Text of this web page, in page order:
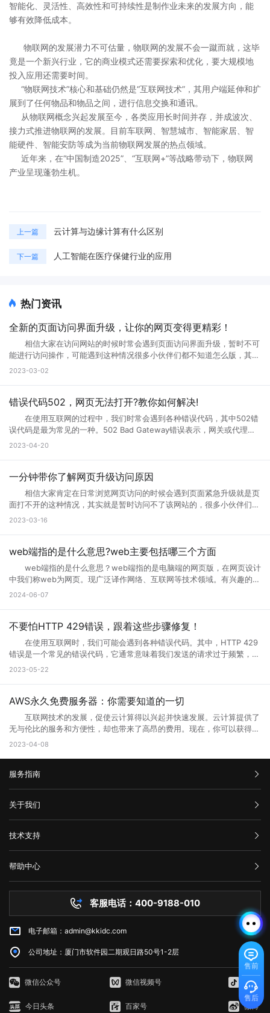
智能化、灵活性、高效性和可持续性是制作业未来的发展方向，能
够有效降低成本。
物联网的发展潜力不可估量，物联网的发展不会一蹴而就，这毕
竟是一个新兴行业，它的商业模式还需要探索和优化，要大规模地
投入应用还需要时间。
“物联网技术”核心和基础仍然是“互联网技术”，其用户端延伸和扩
展到了任何物品和物品之间，进行信息交换和通讯。
从物联网概念兴起发展至今，各类应用长时间并存，并成波次、
接力式推进物联网的发展。目前车联网、智慧城市、智能家居、智
能硬件、智能安防等成为当前物联网发展的热点领域。
近年来，在“中国制造2025”、“互联网+”等战略带动下，物联网
产业呈现蓬勃生机。
上一篇 云计算与边缘计算有什么区别
下一篇 人工智能在医疗保健行业的应用
热门资讯
全新的页面访问界面升级，让你的网页变得更精彩！
相信大家在访问网站的时候时常会遇到页面访问界面升级，暂时不可
能进行访问操作，可能遇到这种情况很多小伙伴们都不知道怎么版，其实
互联网网页在正常使用过程中是不会出现这种问题的。那么如果遇到页面
问页面，就是用户们正在访问的网页正在进行升级，暂时不可能进行访问
者们会通过升级访问提升网页的流畅度，让大家后续访问过程中更加顺
畅。这样上网就不会太卡了。 页面访问界面升级通知怎么设置出现页
面访问升级通知中，可以首先打开这个永久访问页面，然后点击升级按
钮，点击升级以后，网络就会自动的升级的，如果手机不会自动升级的
次，通过以上方式就可以打开需要访问的页面。 页面访问升级出
错? 有几个情况会导致这个现象出现： 1.你的网速过慢，网页代
码没有完全下载就运行了，导致不完整，当然就错误了。请刷新。 2.
器。 4.你的IE浏览器缓存出错，请右键点击桌面IE浏览器，选择属
性，在常规页面里，点击删除文件这个按钮，选择全部删除，并且点击删
分代码没有完全下载就提示浏览器完毕，导致错误。 你可以多刷新，或
者换一个网速比较好的时候访问(前提是这个网站是个大网站，不会出现
问题2) 6.qq空间目前在升级5.0版本，会出现一点小问题..请不用担
网站问题，也有可能只是网站正在升级，升级也是为了更好的保证用户访
问以及使用体验。当然也是为了安全性能，服务器软件功能会随着版本的
更新而提升。当现有的网站功能不能满足访问需求的时候也会及时升级提
2023-03-02
错误代码502，网页无法打开?教你如何解决!
在使用互联网的过程中，我们时常会遇到各种错误代码，其中502错
误代码是最为常见的一种。502 Bad Gateway错误表示，网关或代理服
务无法将请求发送到上游服务器。那么，错误代码502是什么意思?错误
到的响应无效或不完整。通常，这种情况发生在文件太大或处理速度太慢
被发送到它的代理服务器。如果代理服务器在尝试访问网站时无法从上游
服务器获取完整的响应，则会生成502错误代码。 502错误代码通常
是由代理服务器、网关或负载均衡器等设备导致的，而不是由您的计算机
或网络连接引起的。这意味着您只能为自己的网络连接做些有限的调整，
游服务器返回的响应无效或不完整 当请求通过代理服务器到达上游服
务器时，服务器有时会出现响应故障。这可能是因为服务器正在忙于处理
请求，或者因为出现其他问题造成了响应不完整。如果代理服务器无法从
未正确配置，则会导致出现502错误。如果代理服务器或网关未得到正确
配置，将无法正常地从上游服务器获取响应。 3、网络连接问题
果您的互联网连接出现问题或受到网络中断的干扰，则可能导致您的请求
无法成功连接到代理服务器或网关，这会导致错误代码502的出现。
三、如何解决错误代码502 1、刷新页面 首先尝试刷新网页。因
您的网络连接是否正常。您可以尝试与其他网站进行通信，以确定问题是
否出现在本地网络连接中。如果您的其他网站可以工作，但一个特定的网
站不起作用，那么很可能是这个网站出现了502错误。 3、清除浏览
使用其他网络连接 尝试切换到其他网络连接，例如在使用Wi-Fi时尝
试使用移动数据。通过使用其他网络连接，您可以确定是否存在网络连接
需要联系网站管理员寻求帮助。他们可以告诉您更多关于错误代码502的
信息，并提供解决方法。 在互联网时代，我们经常会遇到502错误代
码。这意味着请求未能正确连接到上游服务器，通常是由代理服务器、网
关或网络连接问题引起的。为了解决这个问题，我们可以尝试刷新网页、
检查网络连接、清除浏览器缓存、暂时使用其他网络连接或联系网站管理
员。希望本文能帮助您了解并解决错误代码502问题。
2023-04-20
一分钟带你了解网页升级访问原因
相信大家肯定在日常浏览网页访问的时候会遇到页面紧急升级就是页
面打不开的这种情况，其实就是暂时访问不了该网站的，很多小伙伴们搞
不清楚网页升级访问是什么意思，也不知道网页升级访问原因?其实这种
小编一起来详细了解下吧! 网页升级访问是什么意思? 所谓的网页
问等操作，一般来说互联网的网页使用过程中会出现各种问题的，网页建
设者们会通过升级访问提升网页的流畅度，让大家后续访问过程中更加顺
畅。 网页升级访问升级原因 1、 每个网站的站长都是希望把自己
的网站做大做强的，当网站的流量高了以后网站的后台服务器可能无法接
问网站。 2、 网站营运一段时间后，由于网络技术的发展以及网络服
务器环境的改变，原网页可能出现兼容性、功能与用户体验上的缺陷，为
了更长远的发展就需要升级访问页面了。 3、 现在的网络发展很快，
对于网站优化：网站进行META标记优化,W3C标准优化,搜索引擎优化等
合理优化操作，使网站在页面的布局、结构与内容方面都对用户与搜索引
站的安全与维护：页面安全方面的升级能有效的防止黑客入侵，造成网站
破坏，数据损坏，商业机密泄露，客户资料丢失等损失;页面升级对于内
容更新调整，网页X信息清理，网络速度提升等网站维护操作;定期检查企
数据被误删或遭病毒感染、黑客破坏后，通过技术手段尽力抢救，争取恢
复。 以上就是关于页面升级访问的原因以及解决方法全部内容，其实
很多网站都是需要升级优化的，为了的就是可以满足各种用户的需求，也
务器无法接纳新用户访问的时候，更需要及时进行页面访问升级，希望本
2023-03-16
web端指的是什么意思?web主要包括哪三个方面
web端指的是什么意思？web端指的是电脑端的网页版，在网页设计
中我们称web为网页。现广泛译作网络、互联网等技术领域。有兴趣的小
伙伴赶紧跟着小编一起学习下。 web端指的是什么意思？ “Web
各种类型的应用程序或服务，包括网页应用、在线商店、社交媒体平台、
Google Chrome、Mozilla Firefox、Microsoft Edge等）在用户的计算
机或移动设备上运行。Web端的优势之一是它的跨平台性，因为用户只需
要一个支持Web浏览器的设备即可访问和使用。 这意味着无论是在桌
面电脑、笔记本电脑、平板电脑还是智能手机上，只需打开浏览器并输入
本地应用程序，Web端的应用程序不需要在用户设备上安装，而是通过互
联网直接提供服务。这使得Web端应用程序的更新和维护更加方便，用户
可以享受到实时的功能更新和改进。 web主要包括哪三个方面？
构：指的是网页的骨架，即HTML代码，它定义了网页的基本结构和内
即CSS（级联样式表）的使用。CSS用于控制网页的布局、颜色、字体等
视觉效果，使网页看起来更加美观和吸引人。 行为：指的是网页与用
户交互的方式，即JavaScript的使用。JavaScript是一种脚本语言，它允
许网页对用户的操作做出响应，如点击按钮、滚动页面等，从而提供更加
丰富的交互体验。 这三个方面相互依赖，共同决定了Web的外观、功
能和用户体验。 web端指的是什么意思？看完文章就能清楚知道了，
2024-06-07
不要怕HTTP 429错误，跟着这些步骤修复！
在使用互联网时，我们可能会遇到各种错误代码。其中，HTTP 429
错误是一个常见的错误代码，它通常意味着我们发送的请求过于频繁，服
务器无法响应。那么你知道什么是HTTP 429错误?HTTP 429错误如何修
户端发送的请求次数过于频繁。这种错误通常发生在需要进行频繁请求的
返回一个状态码，用于表示请求的结果。HTTP 429错误对应的状态码是
429。当客户端发送的请求超过服务器限制时，服务器就会返回这个状态
码。 二、为什么会出现HTTP 429错误? HTTP 429错误通常是由
以下原因造成的： 1. 请求过于频繁：当客户端发送的请求过于频繁
时，服务器无法处理这么多请求，就会返回HTTP 429错误。 2. 服务
器限制：有些服务器为了防止恶意攻击，会设置一些限制，例如每秒钟只
允许发送一定数量的请求。如果客户端发送的请求超过了这个限制，服务
器就会返回HTTP 429错误。 3. 网络不稳定：如果网络不稳定，客户
取以下一些方法来修复： 1. 增加请求间隔时间：当客户端发送的请求
过于频繁时，可以增加请求间隔时间，减少请求的数量。 2. 减少请
量，以满足服务器的限制要求。 3. 检查API调用的频率：如果HTTP
429错误发生在API调用中，我们可以检查API调用的频率，是否超出了
API提供商的限制。 4. 检查网络连接：如果HTTP 429错误是由网络
不稳定引起的，我们可以检查网络连接是否正常，是否存在延迟或丢包现
象。 5. 使用CDN服务：CDN即内容分发网络，可以缓存静态资源，
减少请求次数，提高请求速度和稳定性。 6. 联系服务器管理员：如
果HTTP 429错误仍无法解决，我们可以联系服务器管理员，让其检查服
务器设置是否存在问题。 HTTP 429错误通常是由请求过于频繁、服
务器限制、网络不稳定等原因造成的。为了修复HTTP 429错误，我们可
以采取增加请求间隔时间、减少请求次数、检查API调用的频率、检查网
络连接、使用CDN服务等方法。如果以上方法无法解决HTTP 429错误，
2023-05-22
AWS永久免费服务器：你需要知道的一切
互联网技术的发展，促使云计算得以兴起并快速发展。云计算提供了
无与伦比的服务和方便性，却也带来了高昂的费用。现在，你可以获得一
些AWS永久免费服务器，使你能够在开发和测试新的应用程序时节省不少
Web Services)是亚马逊提供的一种基于云平台的服务。AWS永久免费计
计算服务。免费计划提供750个小时的EC2实例。 2. Amazon S3：
在AWS上创建和管理存储桶，对于不超过5GB的数据存储和处理是免费
的。 3. AWS Lambda：以事件驱动的方式在云中运行代码，免费计
计划提供每月25个WCU和25个RCU。 5. Amazon Glacier：用于非
免费的。 6. Amazon CloudFront：AWS的全球内容分发网络
(CDN)，免费计划为每个月50GB的数据传输提供免费流量。 7.
Amazon Machine Learning：一种基于云的机器学习服务，在免费计划
中提供每月10,000个批处理预测。 8. Amazon RDS：AWS的关系型
数据库服务，免费计划实例持续使用750小时，每月获得20GB的备份存
储和10万条I/O请求数。 9. Amazon SES：简单邮件服务，用于发送
和接收电子邮件，AWS SES在免费计划中提供每月62,000封电子邮件发
送。 10. Amazon CloudWatch：AWS的监控服务，AWS
CloudWatch在免费计划中提供1个月内每个AWS账户$0.10的按需监
控。 如何使用AWS永久免费服务器 AWS提供的免费计划通常是
给新用户或者想要尝试AWS零成本的用户来使用。以EC2为例，我们将简
2023-04-08
售前
售后
服务指南
汇款信息
购买流程
服务条款
关于我们
公司介绍
举报中心
隐私声明
技术支持
网站备案
技术文档
帮助中心
服务器问题
市场资讯
客服电话：400-9188-010
电子邮箱：admin@kkidc.com
公司地址：厦门市软件园二期观日路50号1-2层
微信公众号 微信视频号 抖音
今日头条 百家号 微博